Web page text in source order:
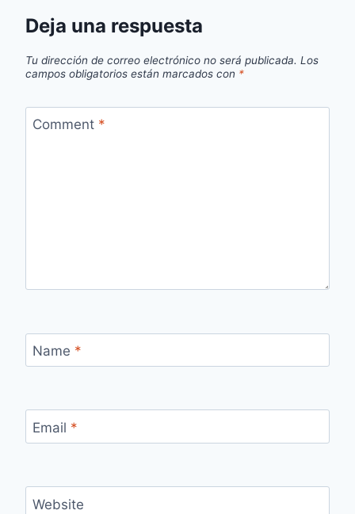
Deja una respuesta
Tu dirección de correo electrónico no será publicada. Los
campos obligatorios están marcados con *
Comment *
Name *
Email *
Website